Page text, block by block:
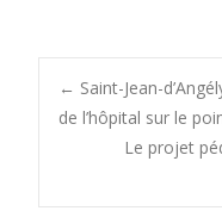
Post
← Saint-Jean-
de l’hôpital sur le
Le projet